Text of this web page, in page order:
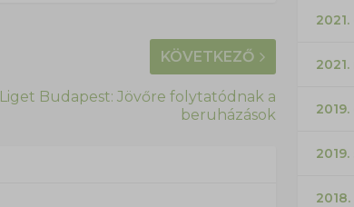
KÖVETKEZŐ
Liget Budapest: Jövőre folytatódnak a
beruházások